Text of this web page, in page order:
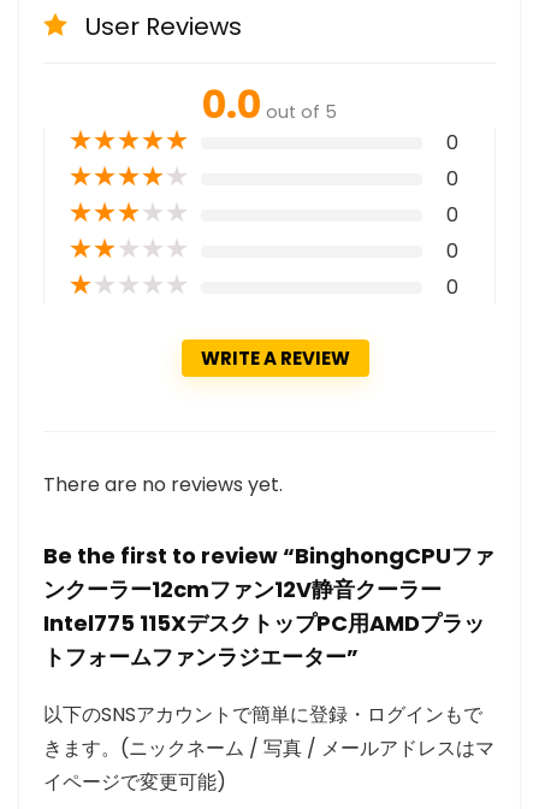
User Reviews
0.0 out of 5
★★★★★ 0
★★★★★ 0
★★★★★ 0
★★★★★ 0
★★★★★ 0
WRITE A REVIEW
There are no reviews yet.
Be the first to review “BinghongCPUファ
ンクーラー12cmファン12V静音クーラー
Intel775 115XデスクトップPC用AMDプラッ
トフォームファンラジエーター”
以下のSNSアカウントで簡単に登録・ログインもで
きます。(ニックネーム / 写真 / メールアドレスはマ
イページで変更可能)